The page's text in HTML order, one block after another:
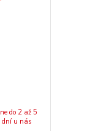
do 2 až 5
dní u nás